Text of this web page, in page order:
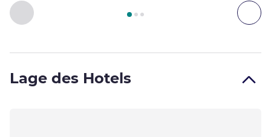
Zurück - Zimmer
Seite1 , Zimmer 1 : TWIN-ZIMMER ? Doppelzimmer
Lage des Hotels